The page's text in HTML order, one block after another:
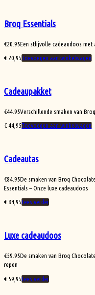
Broq Essentials
€20.95Een stlijvolle cadeaudoos met
€ 20,95Toevoegen aan winkelwagen
Cadeaupakket
€44.95Verschillende smaken van
€ 44,95Toevoegen aan winkelwagen
Cadeautas
€84.95De smaken van Broq
Essentials – Onze luxe cadeaudoos
€ 84,95Lees verder
Luxe cadeaudoos
€59.95De smaken van Broq
repen
€ 59,95Lees verder